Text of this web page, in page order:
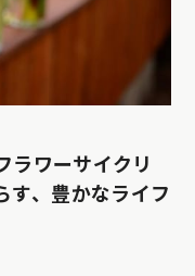
ラワーサイクリ
す、豊かなライフ